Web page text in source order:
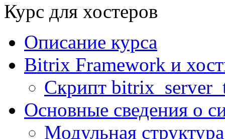
Курс для хостеров
Описание курса
Bitrix Framework и
Скрипт
Основные сведения о
Модульная структура